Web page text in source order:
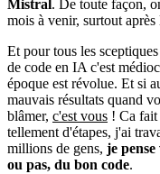
Mistral. De toute façon,
mois à venir, surtout après
Et pour tous les
de code en IA c'est
époque est révolue. Et si
mauvais résultats quand
blâmer, c'est vous ! Ca fait
tellement d'étapes, j'ai
millions de gens, je
ou pas, du bon code.